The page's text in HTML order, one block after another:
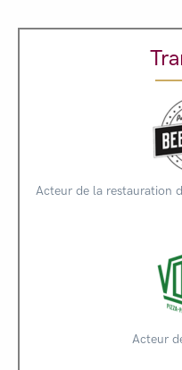
Acteur de la restauration
Acteur